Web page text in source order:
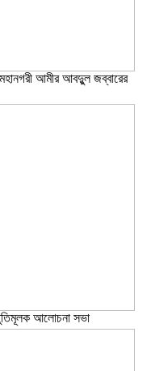
আমীর আবদুুল জব্বারের
আলোচনা সভা